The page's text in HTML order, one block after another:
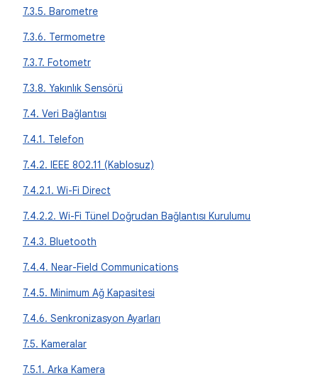
7.3.5. Barometre
7.3.6. Termometre
7.3.7. Fotometr
7.3.8. Yakınlık Sensörü
7.4. Veri Bağlantısı
7.4.1. Telefon
7.4.2. IEEE 802.11 (Kablosuz)
7.4.2.1. Wi-Fi Direct
7.4.2.2. Wi-Fi Tünel Doğrudan Bağlantısı Kurulumu
7.4.3. Bluetooth
7.4.4. Near-Field Communications
7.4.5. Minimum Ağ Kapasitesi
7.4.6. Senkronizasyon Ayarları
7.5. Kameralar
7.5.1. Arka Kamera